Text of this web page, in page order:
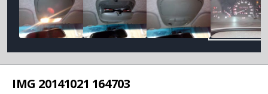
IMG 20141021 164703